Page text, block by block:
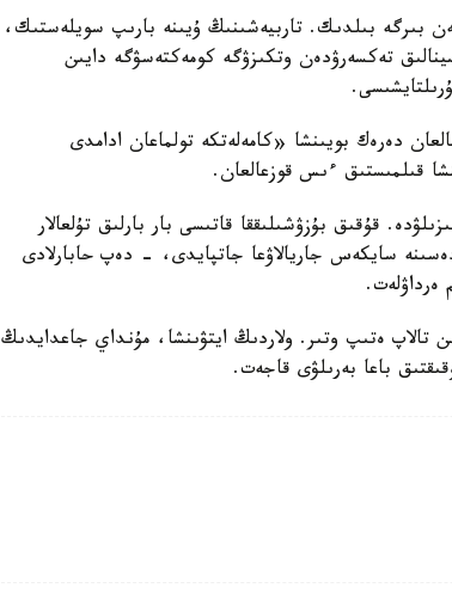
بىرگە بىلدىك. تاربيەشىنىڭ ۇيىنە بارىپ سويلەستىك،
تەكسەرۋدەن وتكىزۋگە كومەكتەسۋگە دايىن
دەرەك بويىنشا «كامەلەتكە تولماعان ادامدى
قىلمىستىق ءىس قوزعالعان.
قۇقىق بۇزۋشىلىققا قاتىسى بار بارلىق تۇلعالار
سايكەس جاريالاۋعا جاتپايدى، - دەپ حابارلادى
ەرداۋلەت.
تالاپ ەتىپ وتىر. ولاردىڭ ايتۋىنشا، مۇنداي جاعدايدىڭ
باعا بەرىلۋى قاجەت.